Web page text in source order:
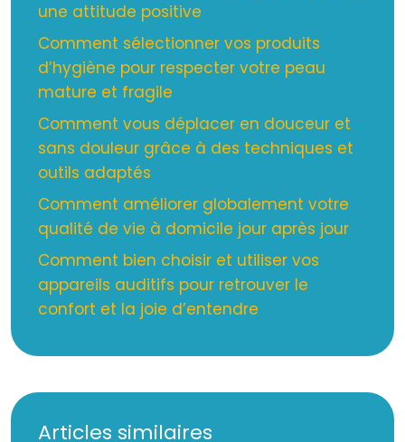
une attitude positive
Comment sélectionner vos produits
d’hygiène pour respecter votre peau
mature et fragile
Comment vous déplacer en douceur et
sans douleur grâce à des techniques et
outils adaptés
Comment améliorer globalement votre
qualité de vie à domicile jour après jour
Comment bien choisir et utiliser vos
appareils auditifs pour retrouver le
confort et la joie d’entendre
Articles similaires